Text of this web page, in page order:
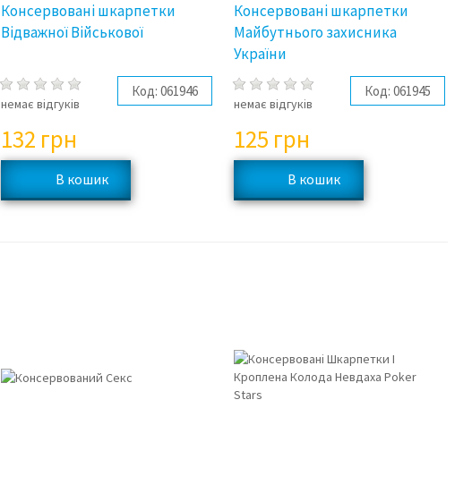
Консервовані шкарпетки
Відважної Військової
немає відгуків
Код: 061946
132 грн
Консервовані шкарпетки
Майбутнього захисника
України
немає відгуків
Код: 061945
125 грн